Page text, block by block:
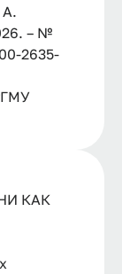
А.
– №
2635-
КАК